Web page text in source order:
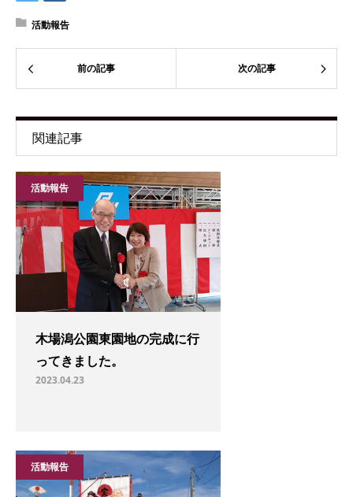
活動報告
前の記事 次の記事
関連記事
木場潟公園東園地の完成に行
ってきました。
2023.04.23
活動報告
活動報告